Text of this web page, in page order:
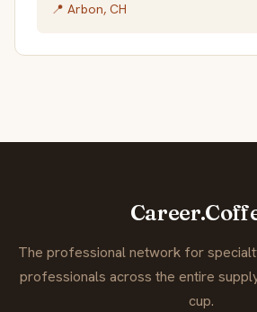
📍 Arbon, CH
The professional network for
professionals across the entire
cup.